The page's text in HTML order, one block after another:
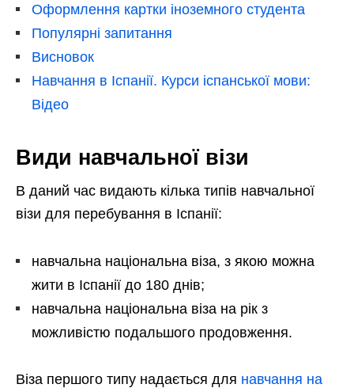
Оформлення картки іноземного студента
Популярні запитання
Висновок
Навчання в Іспанії. Курси іспанської мови:
Відео
Види навчальної візи
В даний час видають кілька типів навчальної
візи для перебування в Іспанії:
навчальна національна віза, з якою можна
жити в Іспанії до 180 днів;
навчальна національна віза на рік з
можливістю подальшого продовження.
Віза першого типу надається для навчання на